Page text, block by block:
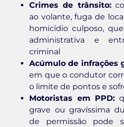
Crimes de trânsito:
ao volante, fuga de
homicídio culposo,
administrativa e
criminal
Acúmulo de infrações
em que o condutor
o limite de pontos e
Motoristas em PPD:
grave ou gravíssima
de permissão pode